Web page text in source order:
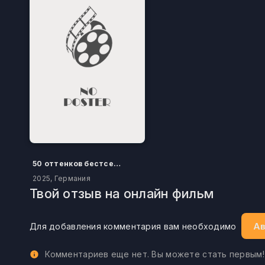
50 оттенков бестселлера
2025, Германия
Твой отзыв на онлайн фильм
Для добавления комментария вам необходимо
Комментариев еще нет. Вы можете стать первым!